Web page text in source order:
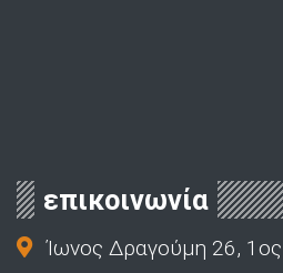
επικοινωνία
Ίωνος Δραγούμη 26,